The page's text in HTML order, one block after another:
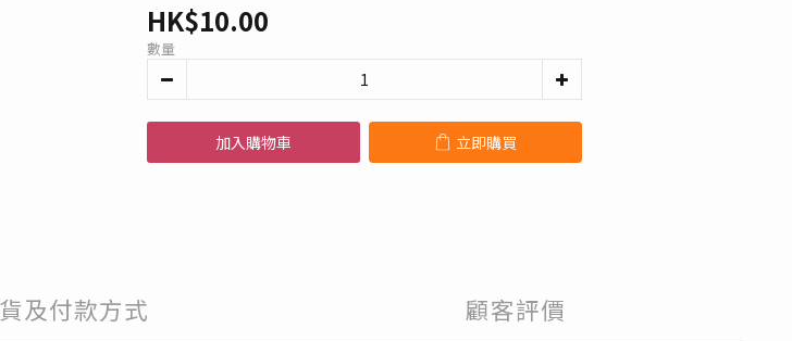
HK$10.00
數量
加入購物車 立即購買
及付款方式 顧客評價